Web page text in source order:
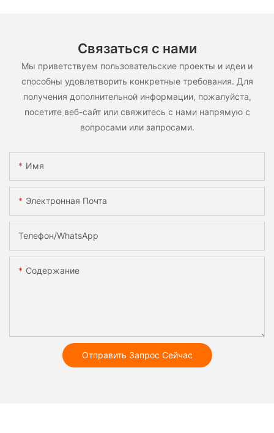
Связаться с нами
Мы приветствуем пользовательские проекты и идеи и
способны удовлетворить конкретные требования. Для
получения дополнительной информации, пожалуйста,
посетите веб-сайт или свяжитесь с нами напрямую с
вопросами или запросами.
Имя
Электронная Почта
Телефон/WhatsApp
Содержание
Отправить Запрос Сейчас